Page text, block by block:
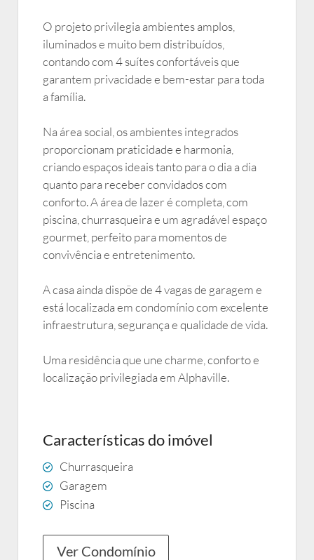
O projeto privilegia ambientes amplos,
iluminados e muito bem distribuídos,
contando com 4 suítes confortáveis que
garantem privacidade e bem-estar para toda
a família.
Na área social, os ambientes integrados
proporcionam praticidade e harmonia,
criando espaços ideais tanto para o dia a dia
quanto para receber convidados com
conforto. A área de lazer é completa, com
piscina, churrasqueira e um agradável espaço
gourmet, perfeito para momentos de
convivência e entretenimento.
A casa ainda dispõe de 4 vagas de garagem e
está localizada em condomínio com excelente
infraestrutura, segurança e qualidade de vida.
Uma residência que une charme, conforto e
localização privilegiada em Alphaville.
Características do imóvel
Churrasqueira
Garagem
Piscina
Ver Condomínio